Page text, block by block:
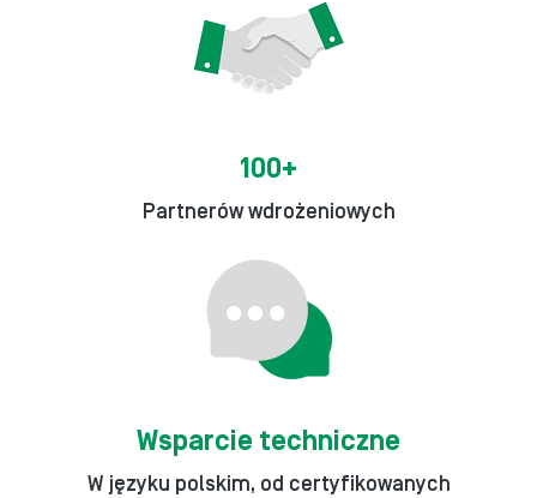
100+
Partnerów wdrożeniowych
Wsparcie techniczne
W języku polskim, od certyfikowanych